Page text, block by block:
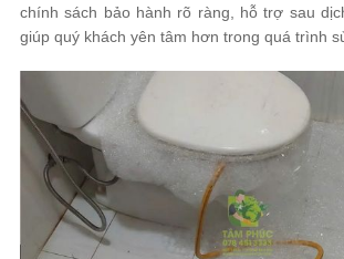
chính sách bảo hành rõ ràng, hỗ trợ sau
giúp quý khách yên tâm hơn trong quá trình